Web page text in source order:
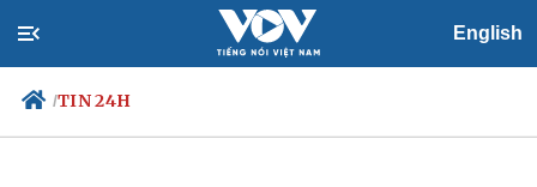
English
/TIN 24H